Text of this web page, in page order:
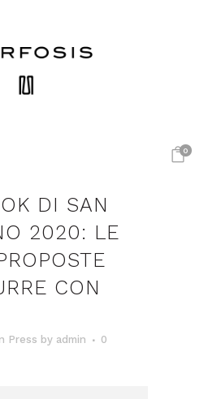
0
DI SAN
2020: LE
CON
Press by admin
0